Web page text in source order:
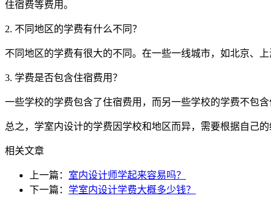
住宿费等费用。
2. 不同地区的学费有什么不同？
不同地区的学费有很大的不同。在一些一线城市，如北京、
3. 学费是否包含住宿费用？
一些学校的学费包含了住宿费用，而另一些学校的学费不包
总之，学室内设计的学费因学校和地区而异，需要根据自己
相关文章
上一篇： 室内设计师学起来容易吗？
下一篇： 学室内设计学费大概多少钱？